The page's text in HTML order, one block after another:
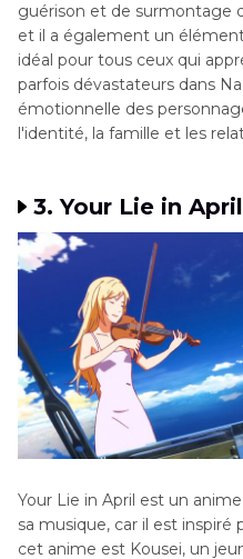
guérison et de surmontage
et il a également un
idéal pour tous ceux qui
parfois dévastateurs dans
émotionnelle des
l'identité, la famille et les
3. Your Lie in April
Your Lie in April est un
sa musique, car il est
cet anime est Kousei, un